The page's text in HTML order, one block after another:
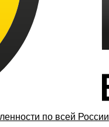
по всей России